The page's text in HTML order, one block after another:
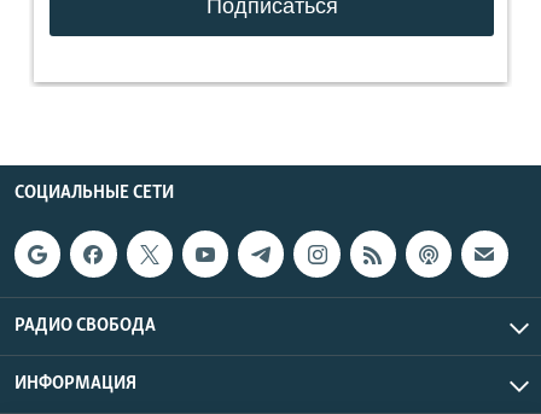
СОЦИАЛЬНЫЕ СЕТИ
РАДИО СВОБОДА
ИНФОРМАЦИЯ